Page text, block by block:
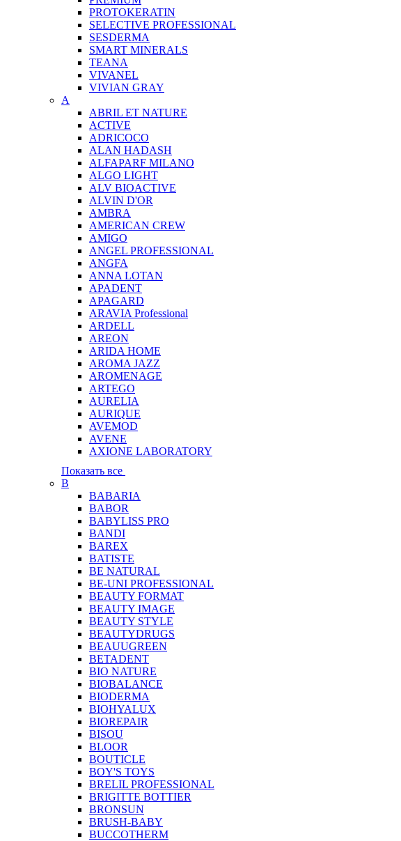
PROTOKERATIN
SELECTIVE PROFESSIONAL
SESDERMA
SMART MINERALS
TEANA
VIVANEL
VIVIAN GRAY
A
ABRIL ET NATURE
ACTIVE
ADRICOCO
ALAN HADASH
ALFAPARF MILANO
ALGO LIGHT
ALV BIOACTIVE
ALVIN D'OR
AMBRA
AMERICAN CREW
AMIGO
ANGEL PROFESSIONAL
ANGFA
ANNA LOTAN
APADENT
APAGARD
ARAVIA Professional
ARDELL
AREON
ARIDA HOME
AROMA JAZZ
AROMENAGE
ARTEGO
AURELIA
AURIQUE
AVEMOD
AVENE
AXIONE LABORATORY
Показать все
B
BABARIA
BABOR
BABYLISS PRO
BANDI
BAREX
BATISTE
BE NATURAL
BE-UNI PROFESSIONAL
BEAUTY FORMAT
BEAUTY IMAGE
BEAUTY STYLE
BEAUTYDRUGS
BEAUUGREEN
BETADENT
BIO NATURE
BIOBALANCE
BIODERMA
BIOHYALUX
BIOREPAIR
BISOU
BLOOR
BOUTICLE
BOY'S TOYS
BRELIL PROFESSIONAL
BRIGITTE BOTTIER
BRONSUN
BRUSH-BABY
BUCCOTHERM